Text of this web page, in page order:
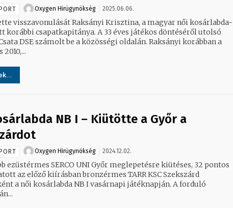
Oxygen Hirügynökség 2025.06.06.
visszavonulását Raksányi Krisztina, a magyar női kosárlabda-
A 33 éves játékos döntéséről utolsó
DSE számolt be a közösségi oldalán. Raksányi korábban a
2010,...
NB I – Kiütötte a Győr a
Oxygen Hirügynökség 2024.12.02.
ezüstérmes SERCO UNI Győr meglepetésre kiütéses, 32 pontos
az előző kiírásban bronzérmes TARR KSC Szekszárd
a női kosárlabda NB I vasárnapi játéknapján. A forduló